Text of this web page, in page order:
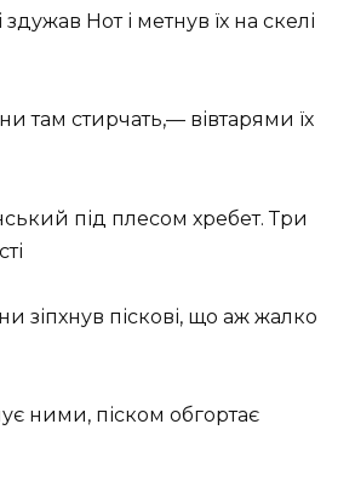
Нот і метнув їх на скелі
там стирчать,— вівтарями їх
під плесом хребет. Три
зіпхнув піскові, що аж жалко
ними, піском обгортає